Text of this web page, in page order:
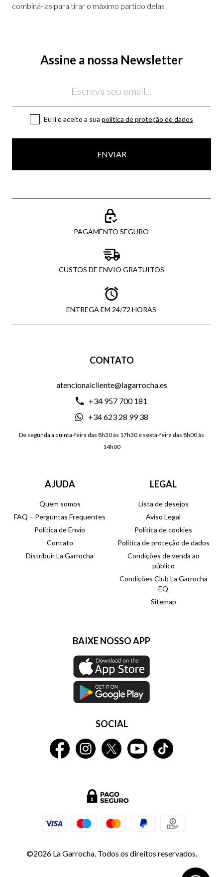
combiná-las para tirar o máximo partido delas!
Assine a nossa Newsletter
Eu li e aceito a sua política de proteção de dados
ENVIAR
PAGAMENTO SEGURO
CUSTOS DE ENVIO GRATUITOS
ENTREGA EM 24/72 HORAS
CONTATO
atencionalcliente@lagarrocha.es
+34 957 700 181
+34 623 28 99 38
De segunda a quinta-feira das 8h30 às 17h30 e sexta-feira das 8h00 às
14h00
AJUDA
Quem somos
FAQ – Perguntas Frequentes
Política de Envio
Contato
Distribuir La Garrocha
LEGAL
Lista de desejos
Aviso Legal
Política de cookies
Política de proteção de dados
Condições de venda ao
público
Condições Club La Garrocha
EQ
Sitemap
BAIXE NOSSO APP
SOCIAL
©2026 La Garrocha. Todos os direitos reservados.